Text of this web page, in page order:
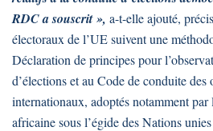
RDC a souscrit », a-t-elle ajouté,
électoraux de l’UE suivent une
Déclaration de principes pour
d’élections et au Code de conduite des
internationaux, adoptés notamment
africaine sous l’égide des Nations